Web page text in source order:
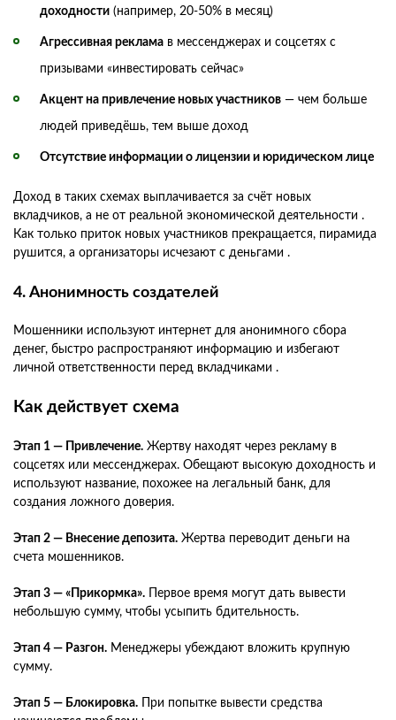
доходности (например, 20-50% в месяц)
Агрессивная реклама в мессенджерах и соцсетях с
призывами «инвестировать сейчас»
Акцент на привлечение новых участников — чем больше
людей приведёшь, тем выше доход
Отсутствие информации о лицензии и юридическом лице
Доход в таких схемах выплачивается за счёт новых
вкладчиков, а не от реальной экономической деятельности .
Как только приток новых участников прекращается, пирамида
рушится, а организаторы исчезают с деньгами .
4. Анонимность создателей
Мошенники используют интернет для анонимного сбора
денег, быстро распространяют информацию и избегают
личной ответственности перед вкладчиками .
Как действует схема
Этап 1 — Привлечение. Жертву находят через рекламу в
соцсетях или мессенджерах. Обещают высокую доходность и
используют название, похожее на легальный банк, для
создания ложного доверия.
Этап 2 — Внесение депозита. Жертва переводит деньги на
счета мошенников.
Этап 3 — «Прикормка». Первое время могут дать вывести
небольшую сумму, чтобы усыпить бдительность.
Этап 4 — Разгон. Менеджеры убеждают вложить крупную
сумму.
Этап 5 — Блокировка. При попытке вывести средства